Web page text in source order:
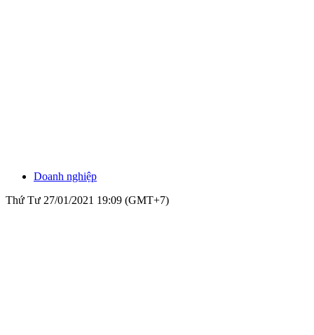
Doanh nghiệp
Thứ Tư 27/01/2021 19:09 (GMT+7)